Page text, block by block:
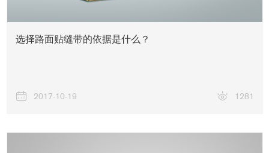
选择路面贴缝带的依据是什么？
2017-10-19 1281